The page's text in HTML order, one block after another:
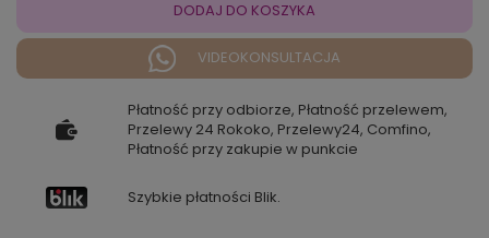
DODAJ DO KOSZYKA
VIDEOKONSULTACJA
Płatność przy odbiorze, Płatność przelewem,
Przelewy 24 Rokoko, Przelewy24, Comfino,
Płatność przy zakupie w punkcie
Szybkie płatności Blik.